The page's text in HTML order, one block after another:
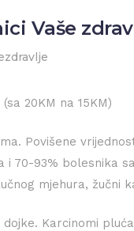
Vaše
20KM na 15KM)
Povišene
70-93% bolesnika
mjehura, žučni
Karcinomi